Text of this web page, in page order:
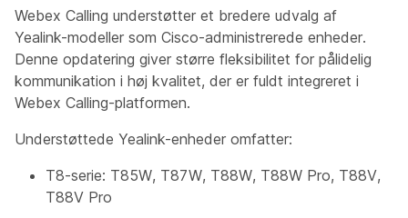
Webex Calling understøtter et bredere udvalg af
Yealink-modeller som Cisco-administrerede enheder.
Denne opdatering giver større fleksibilitet for pålidelig
kommunikation i høj kvalitet, der er fuldt integreret i
Webex Calling-platformen.
Understøttede Yealink-enheder omfatter:
T8-serie: T85W, T87W, T88W, T88W Pro, T88V,
T88V Pro